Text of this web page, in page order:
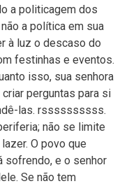
a politicagem dos
a política em sua
à luz o descaso do
festinhas e eventos.
isso, sua senhora
perguntas para si
las. rssssssssss.
não se limite
O povo que
sofrendo, e o senhor
Se não tem